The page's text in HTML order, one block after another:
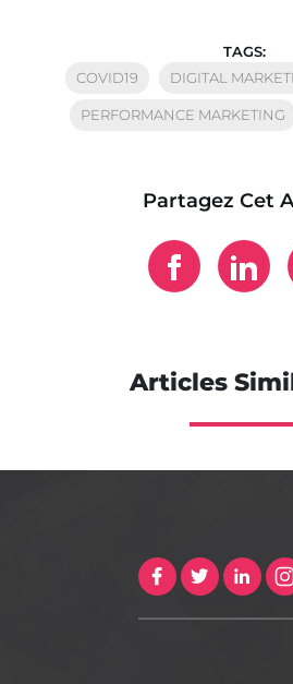
TAGS:
COVID19
DIGITAL
PERFORMANCE MARKETING
Partagez Cet
Articles